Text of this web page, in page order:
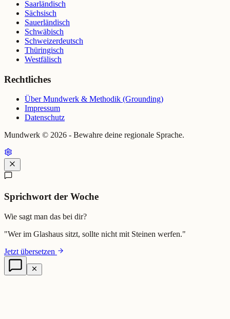
Saarländisch
Sächsisch
Sauerländisch
Schwäbisch
Schweizerdeutsch
Thüringisch
Westfälisch
Rechtliches
Über Mundwerk & Methodik (Grounding)
Impressum
Datenschutz
Mundwerk © 2026 - Bewahre deine regionale Sprache.
Sprichwort der Woche
Wie sagt man das bei dir?
"Wer im Glashaus sitzt, sollte nicht mit Steinen werfen."
Jetzt übersetzen